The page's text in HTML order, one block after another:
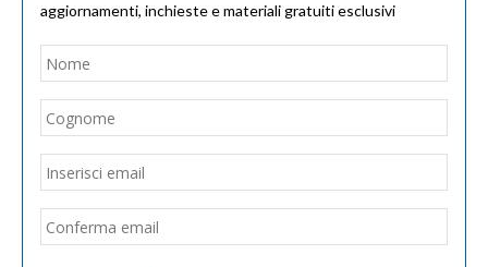
aggiornamenti, inchieste e materiali gratuiti esclusivi
Nome
Email